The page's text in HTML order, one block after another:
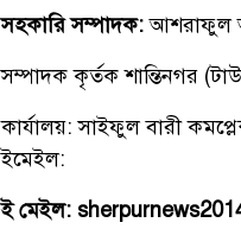
সহকারি সম্পাদক:
সম্পাদক কৃর্তক শান্তিনগর
কার্যালয়: সাইফুল বারী
ইমেইল:
ই মেইল: